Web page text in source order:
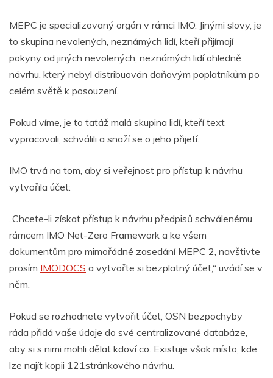
MEPC je specializovaný orgán v rámci IMO. Jinými slovy, je
to skupina nevolených, neznámých lidí, kteří přijímají
pokyny od jiných nevolených, neznámých lidí ohledně
návrhu, který nebyl distribuován daňovým poplatníkům po
celém světě k posouzení.
Pokud víme, je to tatáž malá skupina lidí, kteří text
vypracovali, schválili a snaží se o jeho přijetí.
IMO trvá na tom, aby si veřejnost pro přístup k návrhu
vytvořila účet:
„Chcete-li získat přístup k návrhu předpisů schválenému
rámcem IMO Net-Zero Framework a ke všem
dokumentům pro mimořádné zasedání MEPC 2, navštivte
prosím IMODOCS a vytvořte si bezplatný účet,“ uvádí se v
něm.
Pokud se rozhodnete vytvořit účet, OSN bezpochyby
ráda přidá vaše údaje do své centralizované databáze,
aby si s nimi mohli dělat kdoví co. Existuje však místo, kde
lze najít kopii 121stránkového návrhu.